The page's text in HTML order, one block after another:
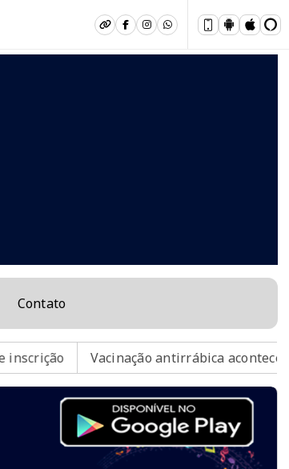
Contato
Vacinação antirrábica acontece nesse